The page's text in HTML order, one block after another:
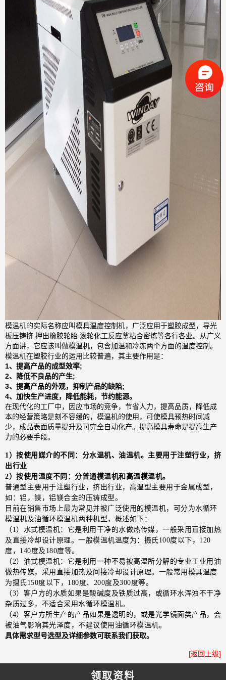
模温机的实际名称应叫模具温度控制机，广泛应用于塑胶成型，导光
板压铸挤.押出橡胶轮胎.滚轮化工反应釜粘合密炼等各行各业。从广义
方面讲，它应该叫做模温机，包含加温和冷冻两个方面的温度控制。
模温机在塑胶行业的运用比较普遍，其主要作用是：
1、提高产品的成型效率;
2、降低不良品的产生;
3、提高产品的外观，抑制产品的缺陷;
4、加快生产进度，降低能耗，节约能源。
在现代化的工厂中，因应市场的竞争，节省人力，提高品质，降低成
本的经营策略是刻不容缓的，模温机的使用，可使模具预热时间减
少，成品表面质量提升及可完全自动化产。提高模具寿命是提高生产
力的必要手段。
1）按使用媒介的不同：分水温机、油温机。主要用于注塑行业，挤
出行业
2）按使用温度不同：分普通模温机和高温模温机。
普通型主要用于注塑行业，挤出行业，高温型主要用于金属成型，
如：铝，镁，铝镁合金的压铸成型。
目前在销售市场上最为常见并被广泛使用的模温机，可分为水循环
模温机及油循环模温机两种机型，概述如下：
（1）水式模温机：它是利用干净的水做热传媒，一般采用直接加热
及直接冷却设计原理。一般模温机温度为：摄氏100度以下，120
度，140度及180度等。
（2）油式模温机：它是利用一种不易被高温所分解的专业工业用油
做热传媒，采用直接加热及间接冷却设计原理。一般常用模具温度
为摄氏150度以下，180度、200度及300度等。
（3）客户方的水质如果是酸碱度及铁质过高，或循环水浑浊不干净
杂质过多，不适合采用水循环模温机。
（4）客户方所生产的产品如果是透明的，或是光学镜面类产品，会
被油气影响其光泽度，不建议使用油循环模温机。
具体需求型号选型及详细参数可联系我们获取。
[返回上级]
领取资料